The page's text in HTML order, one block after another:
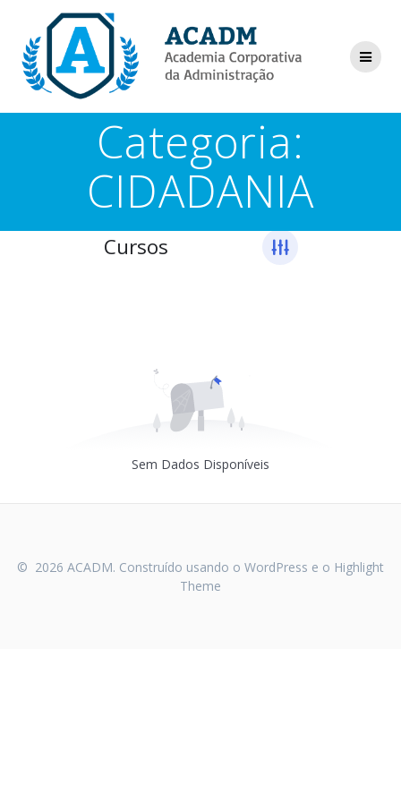
to
content
Categoria:
CIDADANIA
Cursos
Sem Dados Disponíveis
© 2026 ACADM. Construído usando o WordPress e o Highlight
Theme